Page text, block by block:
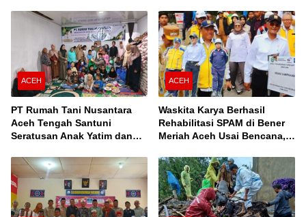
ACEH
PT Rumah Tani Nusantara
Aceh Tengah Santuni
Seratusan Anak Yatim dan
Puasa Bersama
ACEH
Waskita Karya Berhasil
Rehabilitasi SPAM di Bener
Meriah Aceh Usai Bencana,
Air Bagi 3.000 KK